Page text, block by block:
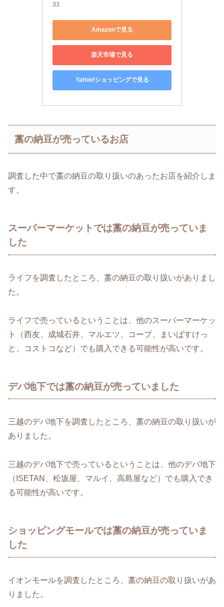
33
Amazonで見る
楽天市場で見る
Yahoo!ショッピングで見る
藁の納豆が売っているお店
調査した中で藁の納豆の取り扱いのあったお店を紹介しま
す。
スーパーマーケットでは藁の納豆が売っていま
した
ライフを調査したところ、藁の納豆の取り扱いがありまし
た。
ライフで売っているということは、他のスーパーマーケッ
ト（西友、成城石井、マルエツ、コープ、まいばすけっ
と、コストコなど）でも購入できる可能性が高いです。
デパ地下では藁の納豆が売っていました
三越のデパ地下を調査したところ、藁の納豆の取り扱いが
ありました。
三越のデパ地下で売っているということは、他のデパ地下
（ISETAN、松坂屋、マルイ、高島屋など）でも購入でき
る可能性が高いです。
ショッピングモールでは藁の納豆が売っていま
した
イオンモールを調査したところ、藁の納豆の取り扱いがあ
りました。